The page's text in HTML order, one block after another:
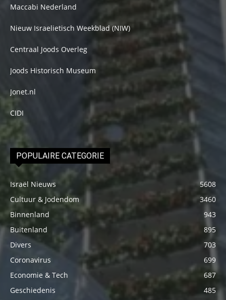
Maccabi Nederland
Nieuw Israelietisch Weekblad (NIW)
Centraal Joods Overleg
Joods Historisch Museum
Jonet.nl
CIDI
POPULAIRE CATEGORIE
Israël Nieuws
5608
Cultuur & Jodendom
3460
Binnenland
943
Buitenland
895
Divers
703
Coronavirus
699
Economie & Tech
687
Geschiedenis
485